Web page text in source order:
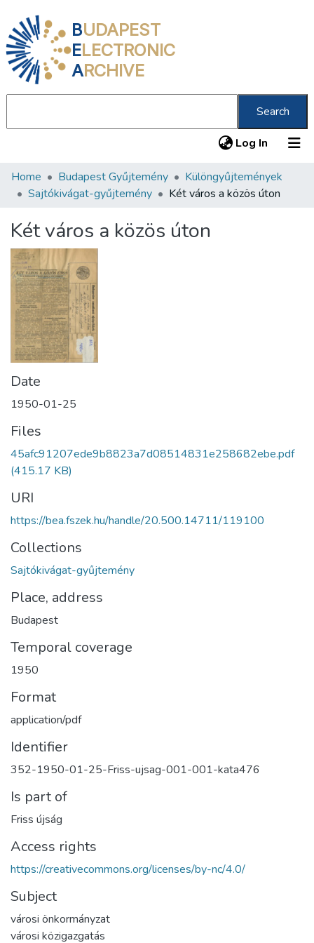
BUDAPEST
ELECTRONIC
ARCHIVE
Search
Log In (current)
Communities & Collections
Statistics
About us
Home Budapest Gyűjtemény
Különgyűjtemények
Sajtókivágat-gyűjtemény
Két város a közös úton
Két város a közös úton
Date
1950-01-25
Files
45afc91207ede9b8823a7d08514831e258682ebe.pdf
(415.17 KB)
URI
https://bea.fszek.hu/handle/20.500.14711/119100
Collections
Sajtókivágat-gyűjtemény
Place, address
Budapest
Temporal coverage
1950
Format
application/pdf
Identifier
352-1950-01-25-Friss-ujsag-001-001-kata476
Is part of
Friss újság
Access rights
https://creativecommons.org/licenses/by-nc/4.0/
Subject
városi önkormányzat
városi közigazgatás